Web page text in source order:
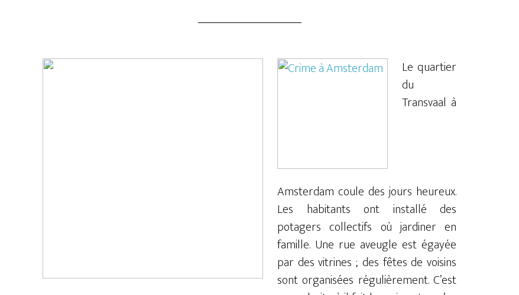
Le quartier
du
Transvaal à
Amsterdam coule des jours heureux.
Les habitants ont installé des
potagers collectifs où jardiner en
famille. Une rue aveugle est égayée
par des vitrines ; des fêtes de voisins
sont organisées régulièrement. C’est